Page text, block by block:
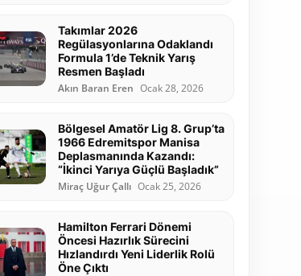
Takımlar 2026
Regülasyonlarına Odaklandı
Formula 1’de Teknik Yarış
Resmen Başladı
Akın Baran Eren Ocak 28, 2026
Bölgesel Amatör Lig 8. Grup’ta
1966 Edremitspor Manisa
Deplasmanında Kazandı:
“İkinci Yarıya Güçlü Başladık”
Miraç Uğur Çallı Ocak 25, 2026
Hamilton Ferrari Dönemi
Öncesi Hazırlık Sürecini
Hızlandırdı Yeni Liderlik Rolü
Öne Çıktı